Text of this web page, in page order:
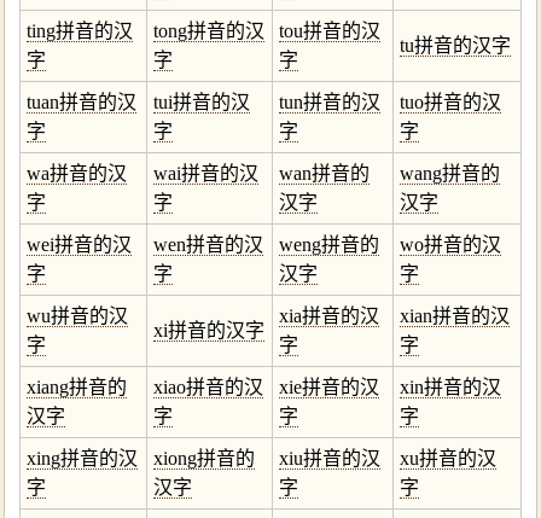
ting拼音的汉
字
tong拼音的汉
字
tou拼音的汉
字
tu拼音的汉字
tuan拼音的汉
字
tui拼音的汉
字
tun拼音的汉
字
tuo拼音的汉
字
wa拼音的汉
字
wai拼音的汉
字
wan拼音的
汉字
wang拼音的
汉字
wei拼音的汉
字
wen拼音的汉
字
weng拼音的
汉字
wo拼音的汉
字
wu拼音的汉
字
xi拼音的汉字
xia拼音的汉
字
xian拼音的汉
字
xiang拼音的
汉字
xiao拼音的汉
字
xie拼音的汉
字
xin拼音的汉
字
xing拼音的汉
字
xiong拼音的
汉字
xiu拼音的汉
字
xu拼音的汉
字